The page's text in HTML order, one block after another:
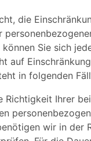
die
Sie sich
auf
in folgenden
Richtigkeit Ihrer
wir in der